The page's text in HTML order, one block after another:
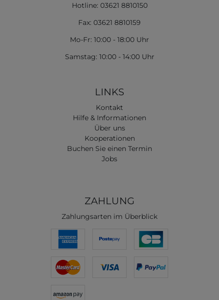
Hotline: 03621 8810150
Fax: 03621 8810159
Mo-Fr: 10:00 - 18:00 Uhr
Samstag: 10:00 - 14:00 Uhr
LINKS
Kontakt
Hilfe & Informationen
Über uns
Kooperationen
Buchen Sie einen Termin
Jobs
ZAHLUNG
Zahlungsarten im Überblick